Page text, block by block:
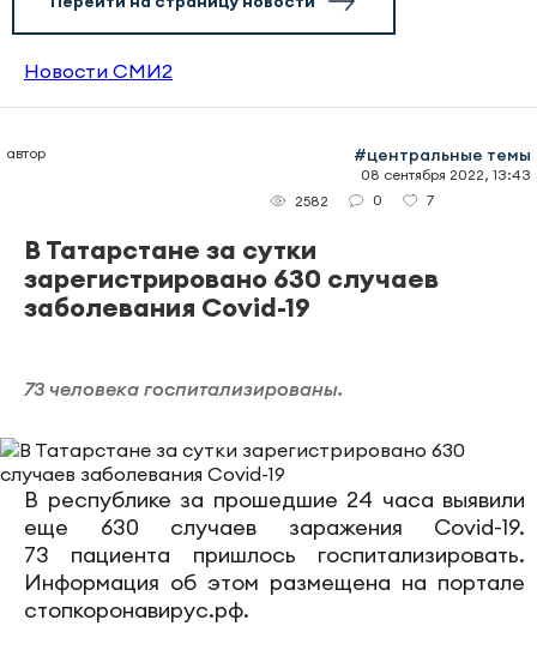
Новости СМИ2
автор #центральные темы
08 сентября 2022, 13:43
2582
0 7
В Татарстане за сутки
зарегистрировано 630 случаев
заболевания Covid-19
73 человека госпитализированы.
В республике за прошедшие 24 часа выявили
еще 630 случаев заражения Covid-19.
73 пациента пришлось госпитализировать.
Информация об этом размещена на портале
стопкоронавирус.рф.